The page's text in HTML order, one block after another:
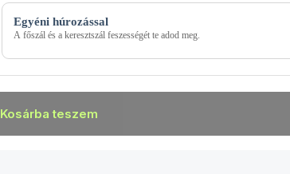
Egyéni húrozással
A főszál és a keresztszál feszességét te adod meg.
Kosárba teszem